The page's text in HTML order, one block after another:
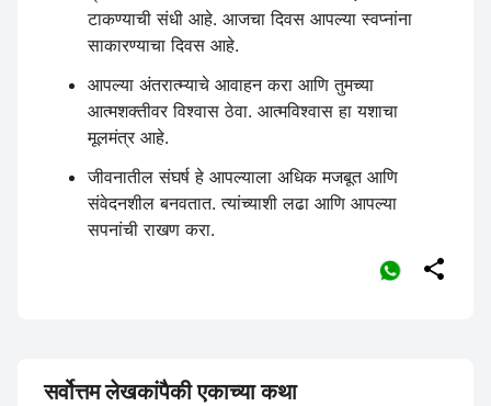
टाकण्याची संधी आहे. आजचा दिवस आपल्या स्वप्नांना
साकारण्याचा दिवस आहे.
आपल्या अंतरात्म्याचे आवाहन करा आणि तुमच्या
आत्मशक्तीवर विश्वास ठेवा. आत्मविश्वास हा यशाचा
मूलमंत्र आहे.
जीवनातील संघर्ष हे आपल्याला अधिक मजबूत आणि
संवेदनशील बनवतात. त्यांच्याशी लढा आणि आपल्या
सपनांची राखण करा.

सर्वोत्तम लेखकांपैकी एकाच्या कथा